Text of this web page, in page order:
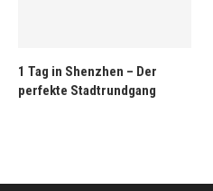
1 Tag in Shenzhen – Der
perfekte Stadtrundgang